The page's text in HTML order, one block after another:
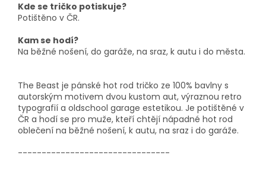
Kde se tričko potiskuje?
Potištěno v ČR.
Kam se hodí?
Na běžné nošení, do garáže, na sraz, k autu i do města.
The Beast je pánské hot rod tričko ze 100% bavlny s
autorským motivem dvou kustom aut, výraznou retro
typografií a oldschool garage estetikou. Je potištěné v
ČR a hodí se pro muže, kteří chtějí nápadné hot rod
oblečení na běžné nošení, k autu, na sraz i do garáže.
--------------------------------